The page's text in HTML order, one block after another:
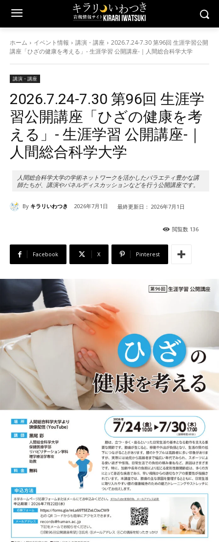
ホーム イベント情報 講演・講座
2026.7.24-7.30 第96回 生涯学習公開
講座「ひざの健康を考える」- 生涯学習 公開講座-｜人間総合科学大学
講演・講座
2026.7.24-7.30 第96回 生涯学
習公開講座「ひざの健康を考
える」- 生涯学習 公開講座-｜
人間総合科学大学
人間総合科学大学の学術ネットワークを活かしたバラエティ豊かな講
師たちが、講演やパネルディスカッションなどを行う公開講座です。
By キラリいわつき 2026年7月1日 最終更新日： 2026年7月1日
閲覧数 136
Facebook X Pinterest